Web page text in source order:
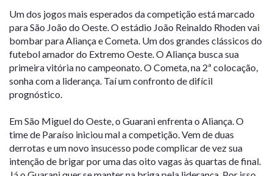
Um dos jogos mais esperados da competição está marcado
para São João do Oeste. O estádio João Reinaldo Rhoden vai
bombar para Aliança e Cometa. Um dos grandes clássicos do
futebol amador do Extremo Oeste. O Aliança busca sua
primeira vitória no campeonato. O Cometa, na 2ª colocação,
sonha com a liderança. Taí um confronto de difícil
prognóstico.
Em São Miguel do Oeste, o Guarani enfrenta o Aliança. O
time de Paraíso iniciou mal a competição. Vem de duas
derrotas e um novo insucesso pode complicar de vez sua
intenção de brigar por uma das oito vagas às quartas de final.